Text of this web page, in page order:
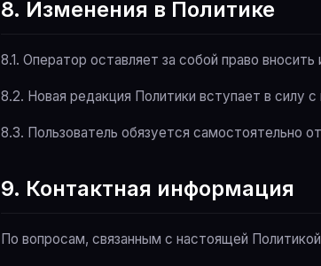
8. Изменения в Политике
8.1. Оператор оставляет за собой право
8.2. Новая редакция Политики вступает в силу
8.3. Пользователь обязуется самостоятельно
9. Контактная информация
По вопросам, связанным с настоящей